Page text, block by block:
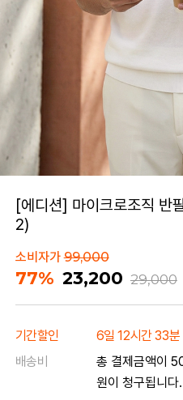
[에디션] 마이크로조직
2)
소비자가99,000
77% 23,200 29,000
기간할인
6일 12시간 33분
배송비
총 결제금액이
원이 청구됩니다.